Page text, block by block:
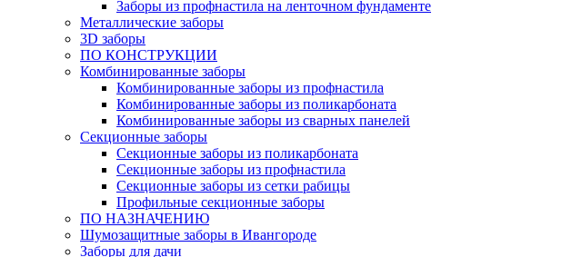
Заборы из профнастила на ленточном фундаменте
Металлические заборы
3D заборы
ПО КОНСТРУКЦИИ
Комбинированные заборы
Комбинированные заборы из профнастила
Комбинированные заборы из поликарбоната
Комбинированные заборы из сварных панелей
Секционные заборы
Секционные заборы из поликарбоната
Секционные заборы из профнастила
Секционные заборы из сетки рабицы
Профильные секционные заборы
ПО НАЗНАЧЕНИЮ
Шумозащитные заборы в Ивангороде
Заборы для дачи